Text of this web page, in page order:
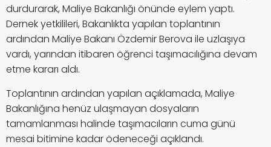
durdurarak, Maliye Bakanlığı önünde eylem yaptı.
Dernek yetkilileri, Bakanlıkta yapılan toplantının
ardından Maliye Bakanı Özdemir Berova ile uzlaşıya
vardı, yarından itibaren öğrenci taşımacılığına devam
etme kararı aldı.
Toplantının ardından yapılan açıklamada, Maliye
Bakanlığına henüz ulaşmayan dosyaların
tamamlanması halinde taşımacıların cuma günü
mesai bitimine kadar ödeneceği açıklandı.